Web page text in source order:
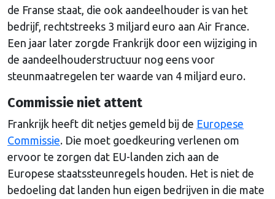
de Franse staat, die ook aandeelhouder is van het
bedrijf, rechtstreeks 3 miljard euro aan Air France.
Een jaar later zorgde Frankrijk door een wijziging in
de aandeelhouderstructuur nog eens voor
steunmaatregelen ter waarde van 4 miljard euro.
Commissie niet attent
Frankrijk heeft dit netjes gemeld bij de Europese
Commissie. Die moet goedkeuring verlenen om
ervoor te zorgen dat EU-landen zich aan de
Europese staatssteunregels houden. Het is niet de
bedoeling dat landen hun eigen bedrijven in die mate